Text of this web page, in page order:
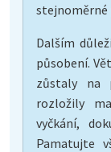
stejnoměrné
Dalším
působení.
zůstaly na
rozložily
vyčkání,
Pamatujte